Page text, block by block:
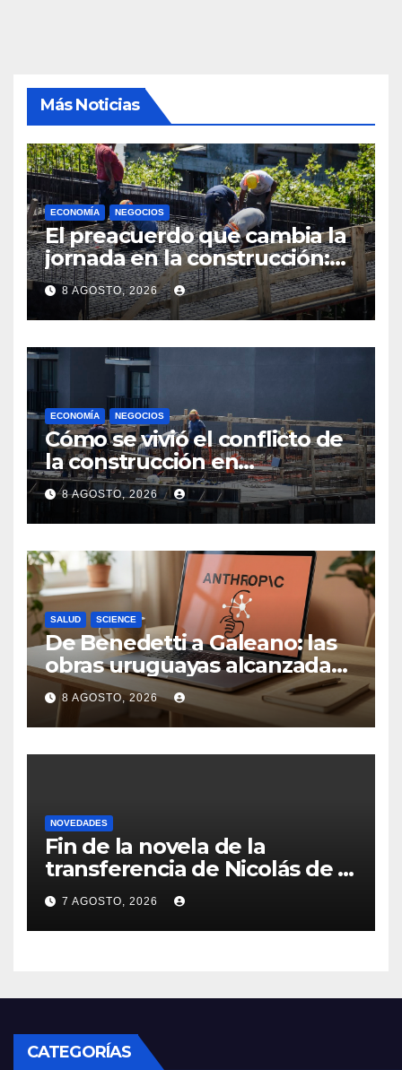
Más Noticias
ECONOMÍA NEGOCIOS
El preacuerdo que cambia la
jornada en la construcción:
menos horas, subas reales y
convenio hasta 2031
8 AGOSTO, 2026
ECONOMÍA NEGOCIOS
Cómo se vivió el conflicto de
la construcción en
Maldonado, un
departamento donde el
sector tiene sus
particularidades
8 AGOSTO, 2026
SALUD SCIENCE
De Benedetti a Galeano: las
obras uruguayas alcanzadas
por la demanda colectiva de
US$ 1.500 millones contra
Anthropic
8 AGOSTO, 2026
NOVEDADES
Fin de la novela de la
transferencia de Nicolás de la
Cruz a Peñarol: “La operación
no se podrá concretar en
este momento”
7 AGOSTO, 2026
CATEGORÍAS